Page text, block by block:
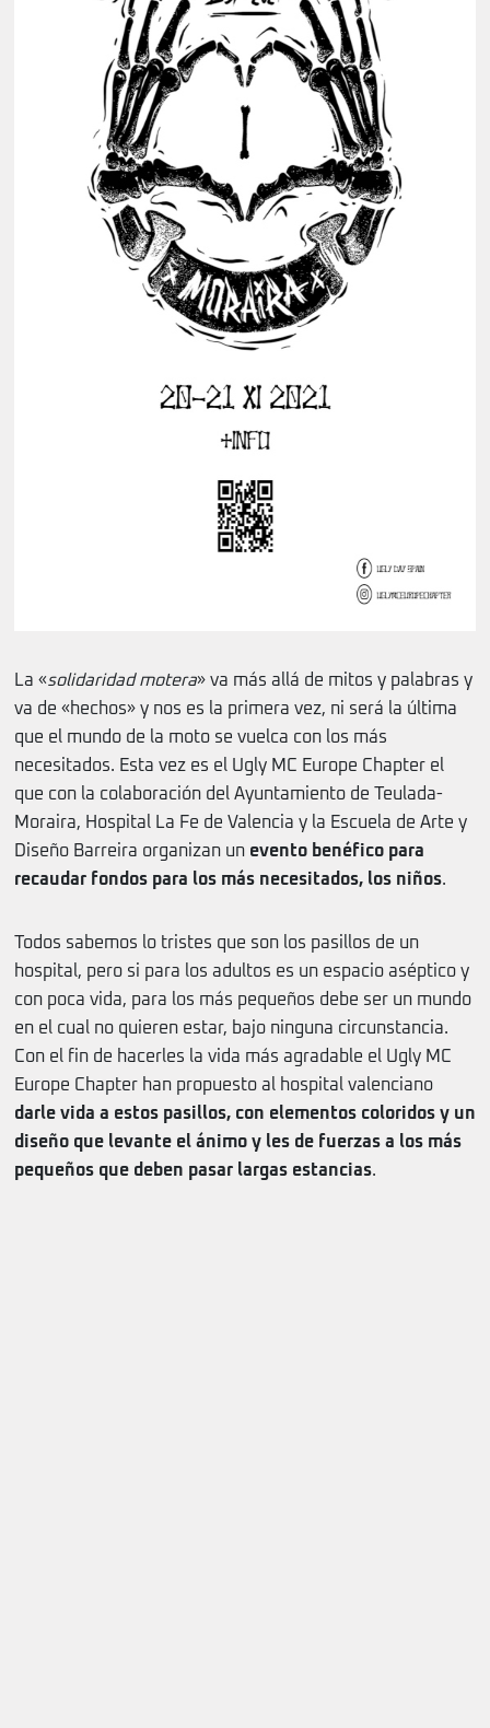
La «solidaridad motera» va más allá de mitos y palabras y
va de «hechos» y nos es la primera vez, ni será la última
que el mundo de la moto se vuelca con los más
necesitados. Esta vez es el Ugly MC Europe Chapter el
que con la colaboración del Ayuntamiento de Teulada-
Moraira, Hospital La Fe de Valencia y la Escuela de Arte y
Diseño Barreira organizan un evento benéfico para
recaudar fondos para los más necesitados, los niños.
Todos sabemos lo tristes que son los pasillos de un
hospital, pero si para los adultos es un espacio aséptico y
con poca vida, para los más pequeños debe ser un mundo
en el cual no quieren estar, bajo ninguna circunstancia.
Con el fin de hacerles la vida más agradable el Ugly MC
Europe Chapter han propuesto al hospital valenciano
darle vida a estos pasillos, con elementos coloridos y un
diseño que levante el ánimo y les de fuerzas a los más
pequeños que deben pasar largas estancias.